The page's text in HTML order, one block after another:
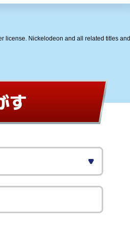
license. Nickelodeon and all related titles and
す